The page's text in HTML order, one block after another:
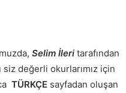
Selim İleri tarafından
değerli okurlarımız için
TÜRKÇE sayfadan oluşan